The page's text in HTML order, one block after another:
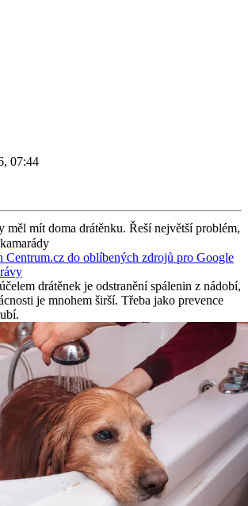
07:44
měl mít doma drátěnku. Řeší největší problém,
Centrum.cz do oblíbených zdrojů pro Google
drátěnek je odstranění spálenin z nádobí,
je mnohem širší. Třeba jako prevence